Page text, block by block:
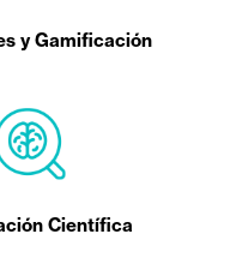
y Gamificación
Científica